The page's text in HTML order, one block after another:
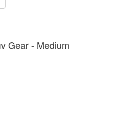
Gear - Medium